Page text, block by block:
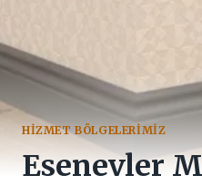
HIZMET BÖLGELERIMIZ
Esenevler